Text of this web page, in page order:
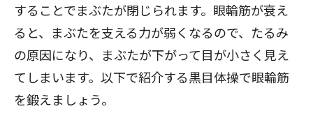
することでまぶたが閉じられます。眼輪筋が衰え
ると、まぶたを支える力が弱くなるので、たるみ
の原因になり、まぶたが下がって目が小さく見え
てしまいます。以下で紹介する黒目体操で眼輪筋
を鍛えましょう。